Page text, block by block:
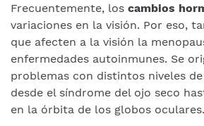
Frecuentemente, los cambios
variaciones en la visión. Por eso,
que afecten a la visión la
enfermedades autoinmunes. Se
problemas con distintos niveles
desde el síndrome del ojo seco
en la órbita de los globos oculares.